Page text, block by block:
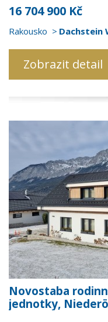
16 704 900 Kč
Rakousko Dachstein
Zobrazit detail
Novostaba
jednotky,